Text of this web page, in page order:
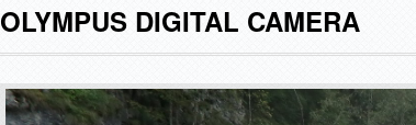
OLYMPUS DIGITAL CAMERA